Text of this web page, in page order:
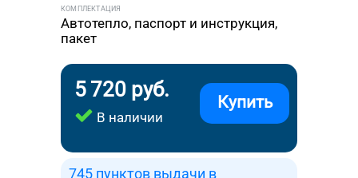
КОМПЛЕКТАЦИЯ
Автотепло, паспорт и инструкция,
пакет
5 720 руб.
В наличии
Купить
745 пунктов выдачи в